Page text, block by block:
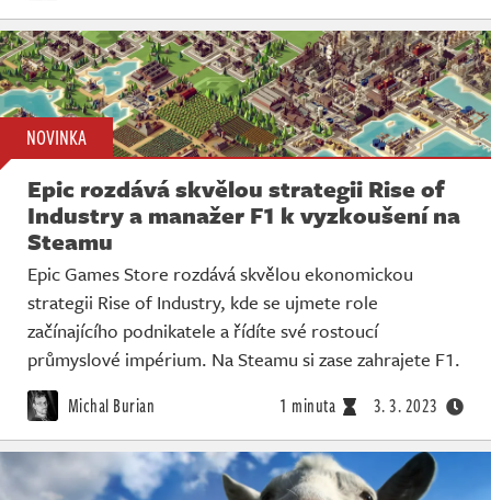
NOVINKA
Epic rozdává skvělou strategii Rise of
Industry a manažer F1 k vyzkoušení na
Steamu
Epic Games Store rozdává skvělou ekonomickou
strategii Rise of Industry, kde se ujmete role
začínajícího podnikatele a řídíte své rostoucí
průmyslové impérium. Na Steamu si zase zahrajete F1.
Michal Burian 1 minuta 3. 3. 2023